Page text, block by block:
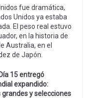
fue dramática,
Unidos ya estaba
El peso real estuvo
en la historia de
Australia, en el
de Japón.
15 entregó
expandido:
y selecciones